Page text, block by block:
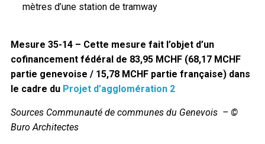
mètres d’une station de tramway
Mesure 35-14 – Cette mesure fait l’objet d’un
cofinancement fédéral de 83,95 MCHF (68,17 MCHF
partie genevoise / 15,78 MCHF partie française) dans
le cadre du Projet d’agglomération 2
Sources Communauté de communes du Genevois – ©
Buro Architectes